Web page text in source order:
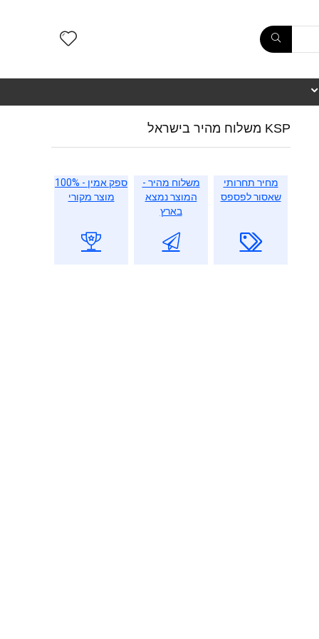
KSP משלוח מהיר בישראל
מחיר תחרותי
שאסור לפספס
משלוח מהיר -
המוצר נמצא
בארץ
ספק אמין - 100%
מוצר מקורי